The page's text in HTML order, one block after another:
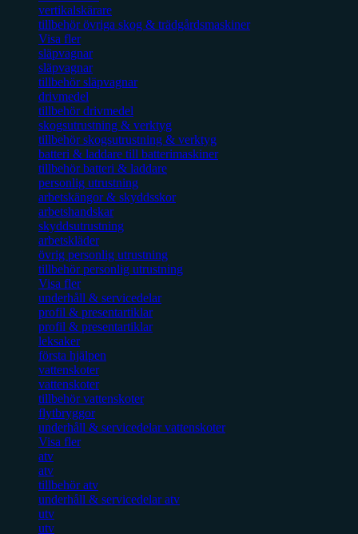
vertikalskärare
tillbehör övriga skog & trädgårdsmaskiner
Visa fler
släpvagnar
släpvagnar
tillbehör släpvagnar
drivmedel
tillbehör drivmedel
skogsutrustning & verktyg
tillbehör skogsutrustning & verktyg
batteri & laddare till batterimaskiner
tillbehör batteri & laddare
personlig utrustning
arbetskängor & skyddsskor
arbetshandskar
skyddsutrustning
arbetskläder
övrig personlig utrustning
tillbehör personlig utrustning
Visa fler
underhåll & servicedelar
profil & presentartiklar
profil & presentartiklar
leksaker
första hjälpen
vattenskoter
vattenskoter
tillbehör vattenskoter
flytbryggor
underhåll & servicedelar vattenskoter
Visa fler
atv
atv
tillbehör atv
underhåll & servicedelar atv
utv
utv